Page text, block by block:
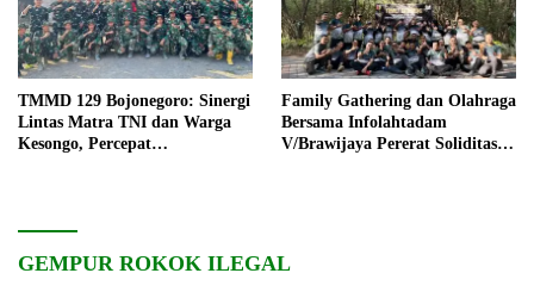
TMMD 129 Bojonegoro: Sinergi
Lintas Matra TNI dan Warga
Kesongo, Percepat
Family Gathering dan Olahraga
Bersama Infolahtadam
V/Brawijaya Pererat Soliditas
GEMPUR ROKOK ILEGAL